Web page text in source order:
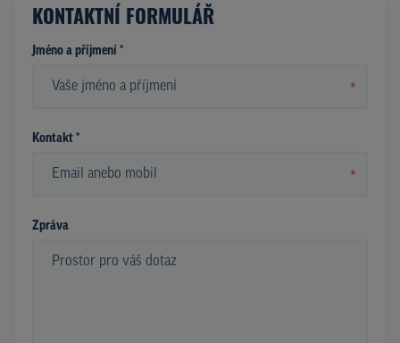
KONTAKTNÍ FORMULÁŘ
Jméno a příjmení *
*
Kontakt *
*
Zpráva